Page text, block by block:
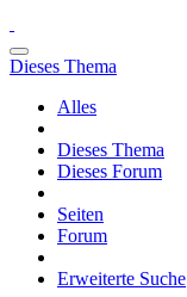
Dieses Thema
Alles
Dieses Thema
Dieses Forum
Seiten
Forum
Erweiterte Suche